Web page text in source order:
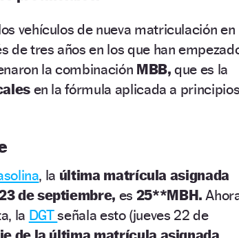
vehículos de nueva matriculación en
de tres años en los que han
la combinación MBB,que es la
en la fórmula aplicada a principios
, la última matrícula asignada
de septiembre, es 25**MBH.
la DGTseñala esto (jueves 22 de